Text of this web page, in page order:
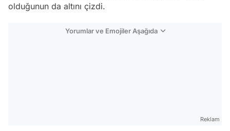
olduğunun da altını çizdi.
Yorumlar ve Emojiler Aşağıda
Reklam